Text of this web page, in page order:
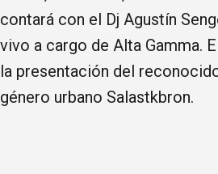
contará con el Dj Agustín
vivo a cargo de Alta Gamma.
la presentación del
género urbano Salastkbron.